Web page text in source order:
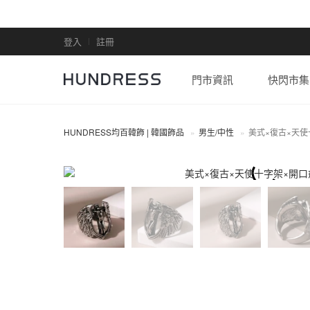
登入 註冊
門市資訊 快閃市集
HUNDRESS均百韓飾 | 韓國飾品 男生/中性 美式×復古×天